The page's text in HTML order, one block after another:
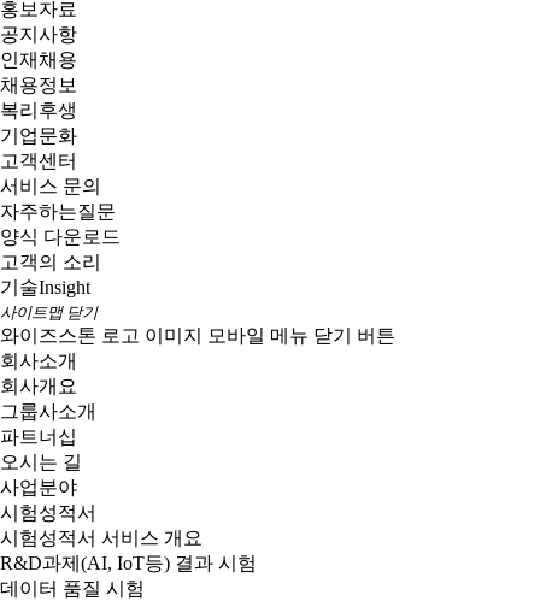
홍보자료
공지사항
인재채용
채용정보
복리후생
기업문화
고객센터
서비스 문의
자주하는질문
양식 다운로드
고객의 소리
기술Insight
사이트맵 닫기
와이즈스톤 로고 이미지
모바일 메뉴 닫기 버튼
회사소개
회사개요
그룹사소개
파트너십
오시는 길
사업분야
시험성적서
시험성적서 서비스 개요
R&D과제(AI, IoT등) 결과 시험
데이터 품질 시험